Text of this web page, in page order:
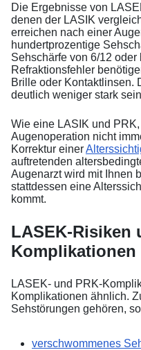
Die Ergebnisse von
denen der LASIK
erreichen nach einer
hundertprozentige
Sehschärfe von 6/12 oder
Refraktionsfehler
Brille oder Kontaktlinsen.
deutlich weniger stark
Wie eine LASIK und
Augenoperation nicht
Korrektur einer
auftretenden
Augenarzt wird mit Ihnen
stattdessen eine
kommt.
LASEK-Risiken
Komplikationen
LASEK- und PRK-
Komplikationen ähnlich.
Sehstörungen gehören,
verschwommenes